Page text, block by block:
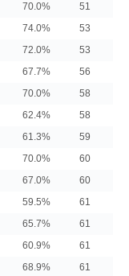
70.0%
51
74.0%
53
72.0%
53
67.7%
56
70.0%
58
62.4%
58
61.3%
59
70.0%
60
67.0%
60
59.5%
61
65.7%
61
60.9%
61
68.9%
61